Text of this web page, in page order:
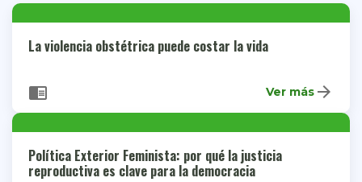
La violencia obstétrica puede costar la vida
chrome_reader_mode Ver más arrow_forward
Política Exterior Feminista: por qué la justicia
reproductiva es clave para la democracia